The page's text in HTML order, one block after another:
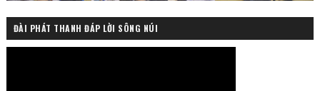
ĐÀI PHÁT THANH ĐÁP LỜI SÔNG NÚI